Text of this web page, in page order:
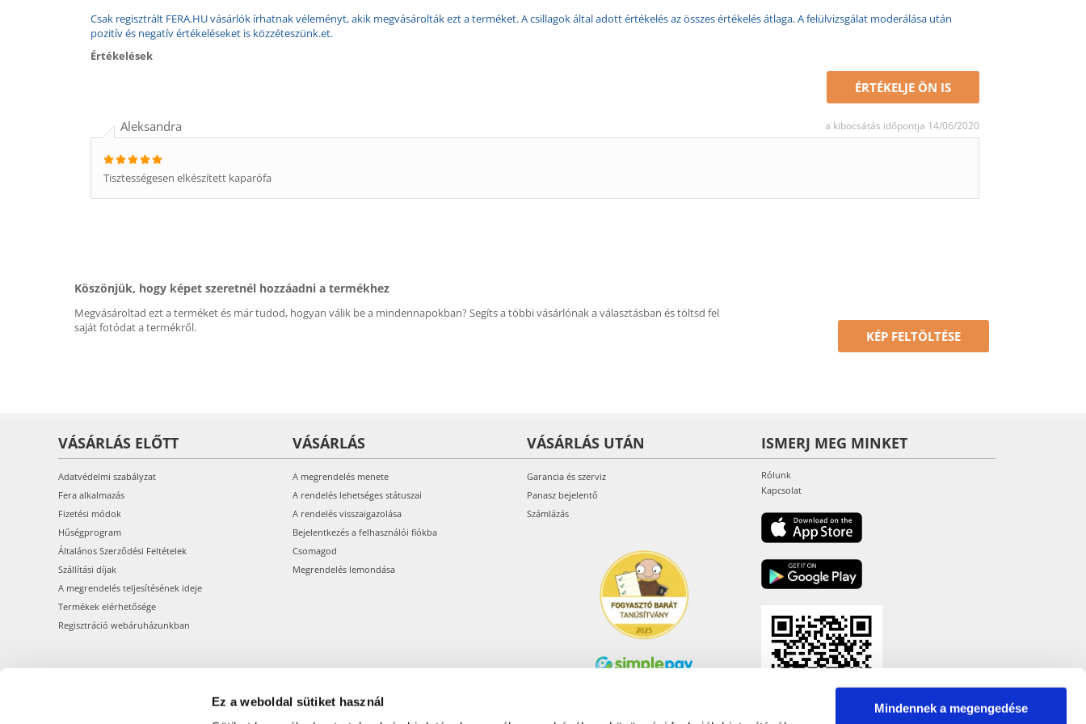
Ez a weboldal sütiket használ
Mindennek a megengedése
Csak regisztrált FERA.HU vásárlók írhatnak véleményt, akik megvásárolták ezt a terméket. A csillagok által adott értékelés az összes értékelés átlaga. A felülvizsgálat moderálása után
pozitív és negatív értékeléseket is közzéteszünk.et.
Értékelések
ÉRTÉKELJE ÖN IS
Aleksandra a kibocsátás időpontja 14/06/2020
Tisztességesen elkészített kaparófa
Köszönjük, hogy képet szeretnél hozzáadni a termékhez
Megvásároltad ezt a terméket és már tudod, hogyan válik be a mindennapokban? Segíts a többi vásárlónak a választásban és töltsd fel
saját fotódat a termékről.
KÉP FELTÖLTÉSE
VÁSÁRLÁS ELŐTT
Adatvédelmi szabályzat
Fera alkalmazás
Fizetési módok
Hűségprogram
Általános Szerződési Feltételek
Szállítási díjak
A megrendelés teljesítésének ideje
Termékek elérhetősége
Regisztráció webáruházunkban
VÁSÁRLÁS
A megrendelés menete
A rendelés lehetséges státuszai
A rendelés visszaigazolása
Bejelentkezés a felhasználói fiókba
Csomagod
Megrendelés lemondása
VÁSÁRLÁS UTÁN
Garancia és szerviz
Panasz bejelentő
Számlázás
ISMERJ MEG MINKET
Rólunk
Kapcsolat